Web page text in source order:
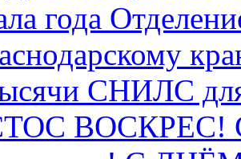
года
СНИЛС
ВОСКРЕС! С